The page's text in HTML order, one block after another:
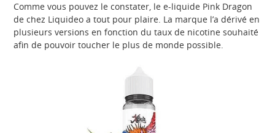
Comme vous pouvez le constater, le e-liquide Pink Dragon
de chez Liquideo a tout pour plaire. La marque l’a dérivé en
plusieurs versions en fonction du taux de nicotine souhaité
afin de pouvoir toucher le plus de monde possible.